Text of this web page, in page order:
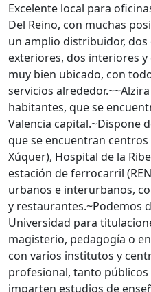
Excelente local para
Del Reino, con muchas
un amplio distribuidor, dos
exteriores, dos interiores y
muy bien ubicado, con
servicios
habitantes, que se
Valencia capital.~Dispone
que se encuentran
Xúquer), Hospital de la
estación de ferrocarril
urbanos e interurbanos,
y restaurantes.~Podemos
Universidad para
magisterio, pedagogía o
con varios institutos y
profesional, tanto
imparten estudios de